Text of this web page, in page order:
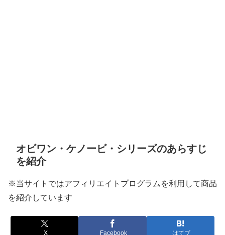
オビワン・ケノービ・シリーズのあらすじ
を紹介
※当サイトではアフィリエイトプログラムを利用して商品
を紹介しています
X Facebook はてブ